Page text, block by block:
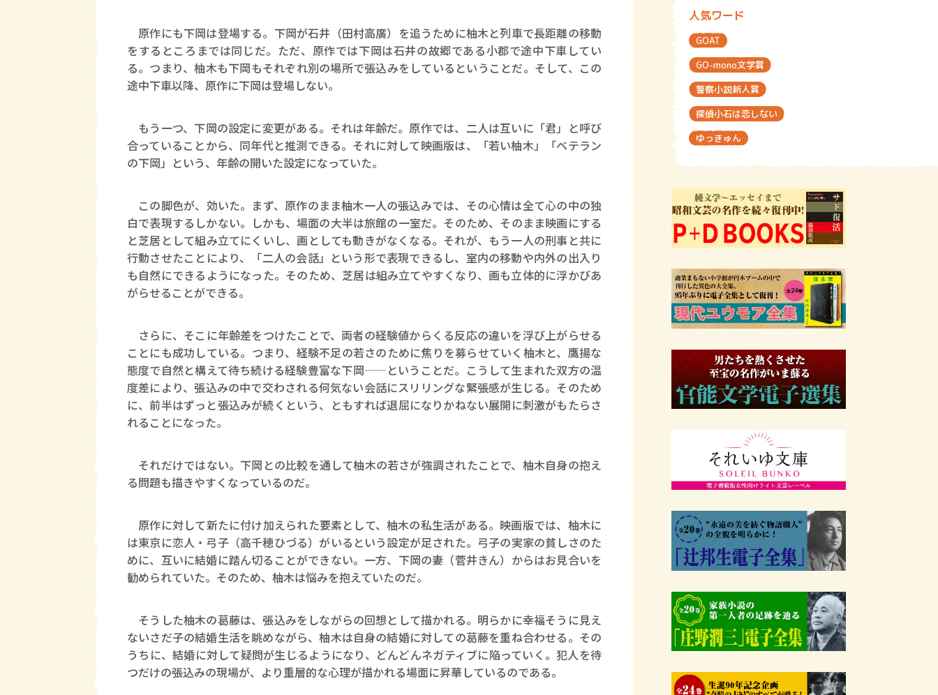
原作にも下岡は登場する。下岡が石井（田村高廣）を追うために柚木と列車で長距離の移動
をするところまでは同じだ。ただ、原作では下岡は石井の故郷である小郡で途中下車してい
る。つまり、柚木も下岡もそれぞれ別の場所で張込みをしているということだ。そして、この
途中下車以降、原作に下岡は登場しない。
もう一つ、下岡の設定に変更がある。それは年齢だ。原作では、二人は互いに「君」と呼び
合っていることから、同年代と推測できる。それに対して映画版は、「若い柚木」「ベテラン
の下岡」という、年齢の開いた設定になっていた。
この脚色が、効いた。まず、原作のまま柚木一人の張込みでは、その心情は全て心の中の独
白で表現するしかない。しかも、場面の大半は旅館の一室だ。そのため、そのまま映画にする
と芝居として組み立てにくいし、画としても動きがなくなる。それが、もう一人の刑事と共に
行動させたことにより、「二人の会話」という形で表現できるし、室内の移動や内外の出入り
も自然にできるようになった。そのため、芝居は組み立てやすくなり、画も立体的に浮かびあ
がらせることができる。
さらに、そこに年齢差をつけたことで、両者の経験値からくる反応の違いを浮び上がらせる
ことにも成功している。つまり、経験不足の若さのために焦りを募らせていく柚木と、鷹揚な
態度で自然と構えて待ち続ける経験豊富な下岡――ということだ。こうして生まれた双方の温
度差により、張込みの中で交わされる何気ない会話にスリリングな緊張感が生じる。そのため
に、前半はずっと張込みが続くという、ともすれば退屈になりかねない展開に刺激がもたらさ
れることになった。
それだけではない。下岡との比較を通して柚木の若さが強調されたことで、柚木自身の抱え
る問題も描きやすくなっているのだ。
原作に対して新たに付け加えられた要素として、柚木の私生活がある。映画版では、柚木に
は東京に恋人・弓子（高千穂ひづる）がいるという設定が足された。弓子の実家の貧しさのた
めに、互いに結婚に踏ん切ることができない。一方、下岡の妻（菅井きん）からはお見合いを
勧められていた。そのため、柚木は悩みを抱えていたのだ。
そうした柚木の葛藤は、張込みをしながらの回想として描かれる。明らかに幸福そうに見え
ないさだ子の結婚生活を眺めながら、柚木は自身の結婚に対しての葛藤を重ね合わせる。その
うちに、結婚に対して疑問が生じるようになり、どんどんネガティブに陥っていく。犯人を待
つだけの張込みの現場が、より重層的な心理が描かれる場面に昇華しているのである。
人気ワード
GOAT
GO-mono文学賞
警察小説新人賞
探偵小石は恋しない
ゆっきゅん